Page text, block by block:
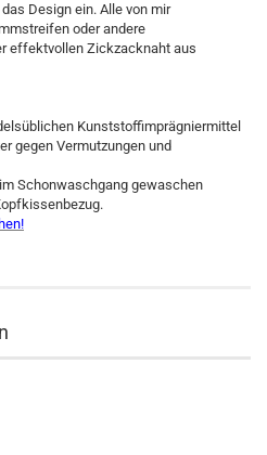
Design ein. Alle von mir
oder andere
effektvollen Zickzacknaht aus
Kunststoffimprägniermittel
gegen Vermutzungen und
Schonwaschgang gewaschen